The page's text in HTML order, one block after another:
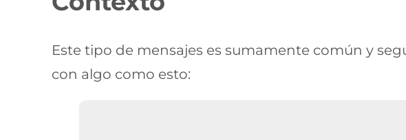
Este tipo de mensajes es sumamente común y
con algo como esto: